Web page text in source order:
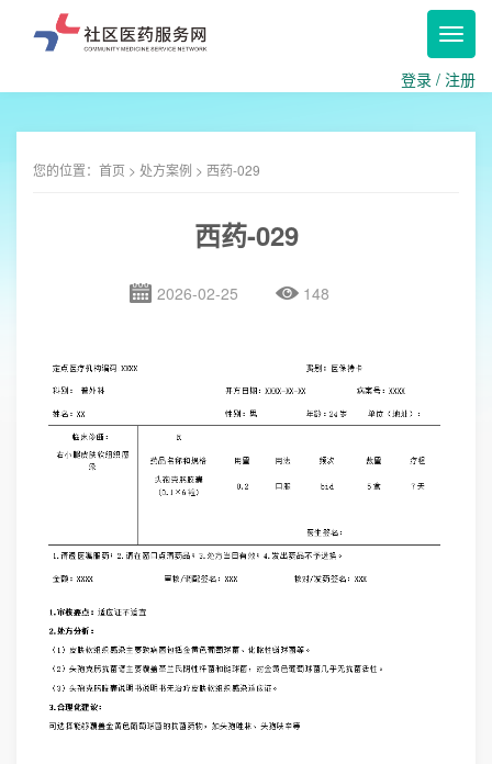
登录 / 注册
您的位置： 首页 > 处方案例 > 西药-029
西药-029
2026-02-25 148